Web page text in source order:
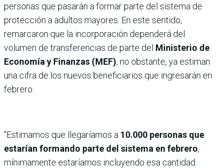
personas que pasarán a formar parte del sistema de
protección a adultos mayores. En este sentido,
remarcaron que la incorporación dependerá del
volumen de transferencias de parte del Ministerio de
Economía y Finanzas (MEF), no obstante, ya estiman
una cifra de los nuevos beneficiarios que ingresarán en
febrero.
“Estimamos que llegaríamos a 10.000 personas que
estarían formando parte del sistema en febrero,
mínimamente estaríamos incluyendo esa cantidad.